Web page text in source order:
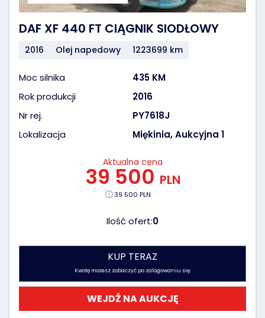
DAF XF 440 FT CIĄGNIK SIODŁOWY
2016 Olej napedowy 1223699 km
Moc silnika
435 KM
Rok produkcji
2016
Nr rej.
PY7618J
Lokalizacja
Miękinia, Aukcyjna 1
Aktualna cena
39 500 PLN
39 500 PLN
Ilość ofert:0
KUP TERAZ
Kwotę możesz zobaczyć po zalogowaniu się.
WEJDŹ NA AUKCJĘ